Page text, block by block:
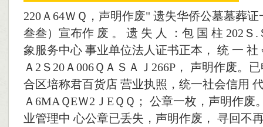
220Ａ64ＷＱ，声明作废" 遗失华侨公墓墓葬
叁叁）宣布作 废 。 遗 失 人 ：包 国 柱 202Ｓ
象服务中心 事业单位法人证书正本， 统 一 社
Ａ2Ｓ20Ａ006ＱＡＳＡＪ266P， 声明作废。
合区培称君百货店 营业执照，统一社会信用
Ａ6MAＱEＷ2ＪEＱＱ； 公章一枚，声明作废
业管理中 心公章已丢失，声明作废， 寻回不